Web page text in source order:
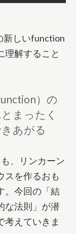
新しいfunction
理解すること
）の
まったく
あがる
、リンカーン
スを作るおも
。今回の「結
な法則」が潜
考えていきま